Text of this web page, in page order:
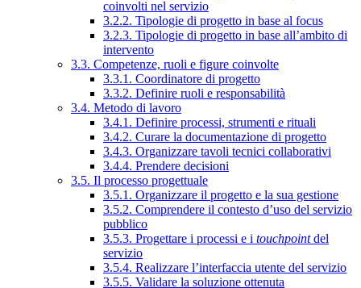
coinvolti nel servizio
3.2.2. Tipologie di progetto in base al focus
3.2.3. Tipologie di progetto in base all’ambito di
intervento
3.3. Competenze, ruoli e figure coinvolte
3.3.1. Coordinatore di progetto
3.3.2. Definire ruoli e responsabilità
3.4. Metodo di lavoro
3.4.1. Definire processi, strumenti e rituali
3.4.2. Curare la documentazione di progetto
3.4.3. Organizzare tavoli tecnici collaborativi
3.4.4. Prendere decisioni
3.5. Il processo progettuale
3.5.1. Organizzare il progetto e la sua gestione
3.5.2. Comprendere il contesto d’uso del servizio
pubblico
3.5.3. Progettare i processi e i touchpointdel
servizio
3.5.4. Realizzare l’interfaccia utente del servizio
3.5.5. Validare la soluzione ottenuta